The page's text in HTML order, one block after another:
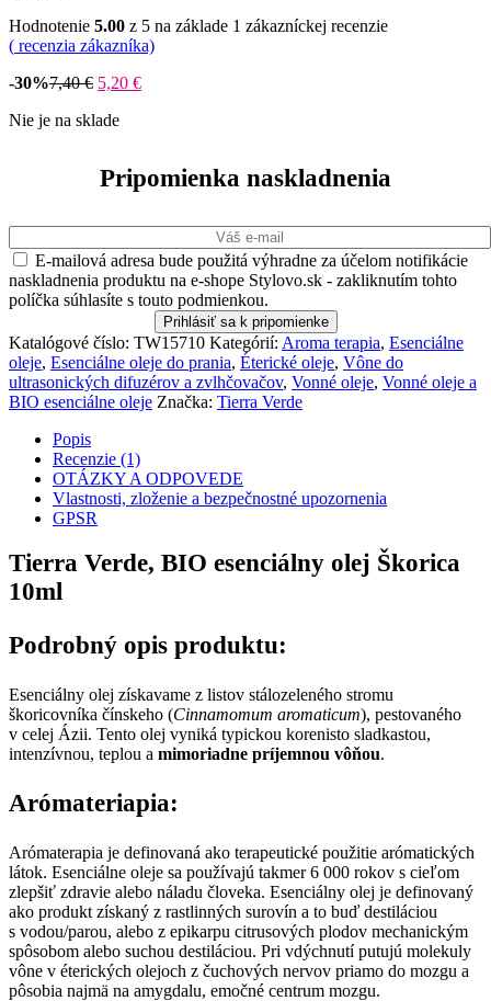
Hodnotenie 5.00 z 5 na základe 1 zákazníckej recenzie
( recenzia zákazníka)
-30%7,40€ 5,20 €
Nie je na sklade
Pripomienka naskladnenia
E-mailová adresa bude použitá výhradne za účelom notifikácie
naskladnenia produktu na e-shope Stylovo.sk - zakliknutím tohto
políčka súhlasíte s touto podmienkou.
Katalógové číslo: TW15710 Kategórií: Aroma terapia, Esenciálne
oleje, Esenciálne oleje do prania, Éterické oleje, Vône do
ultrasonických difuzérov a zvlhčovačov, Vonné oleje, Vonné oleje a
BIO esenciálne oleje Značka: Tierra Verde
Popis
Recenzie (1)
OTÁZKY A ODPOVEDE
Vlastnosti, zloženie a bezpečnostné upozornenia
GPSR
Tierra Verde, BIO esenciálny olej Škorica
10ml
Podrobný opis produktu:
Esenciálny olej získavame z listov stálozeleného stromu
škoricovníka čínskeho (Cinnamomum aromaticum), pestovaného
v celej Ázii. Tento olej vyniká typickou korenisto sladkastou,
intenzívnou, teplou a mimoriadne príjemnou vôňou.
Arómateriapia:
Arómaterapia je definovaná ako terapeutické použitie arómatických
látok. Esenciálne oleje sa používajú takmer 6 000 rokov s cieľom
zlepšiť zdravie alebo náladu človeka. Esenciálny olej je definovaný
ako produkt získaný z rastlinných surovín a to buď destiláciou
s vodou/parou, alebo z epikarpu citrusových plodov mechanickým
spôsobom alebo suchou destiláciou. Pri vdýchnutí putujú molekuly
vône v éterických olejoch z čuchových nervov priamo do mozgu a
pôsobia najmä na amygdalu, emočné centrum mozgu.